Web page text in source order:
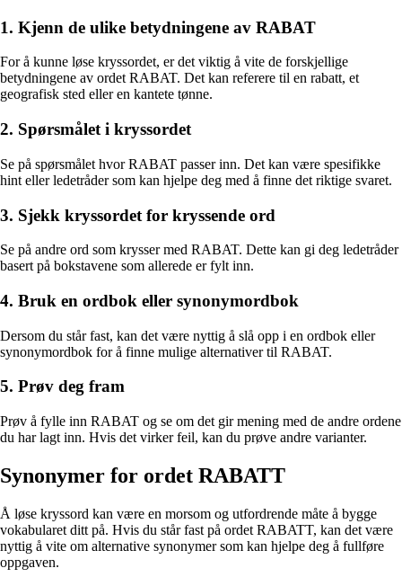
1. Kjenn de ulike betydningene av RABAT
For å kunne løse kryssordet, er det viktig å vite de forskjellige
betydningene av ordet RABAT. Det kan referere til en rabatt, et
geografisk sted eller en kantete tønne.
2. Spørsmålet i kryssordet
Se på spørsmålet hvor RABAT passer inn. Det kan være spesifikke
hint eller ledetråder som kan hjelpe deg med å finne det riktige svaret.
3. Sjekk kryssordet for kryssende ord
Se på andre ord som krysser med RABAT. Dette kan gi deg ledetråder
basert på bokstavene som allerede er fylt inn.
4. Bruk en ordbok eller synonymordbok
Dersom du står fast, kan det være nyttig å slå opp i en ordbok eller
synonymordbok for å finne mulige alternativer til RABAT.
5. Prøv deg fram
Prøv å fylle inn RABAT og se om det gir mening med de andre ordene
du har lagt inn. Hvis det virker feil, kan du prøve andre varianter.
Synonymer for ordet RABATT
Å løse kryssord kan være en morsom og utfordrende måte å bygge
vokabularet ditt på. Hvis du står fast på ordet RABATT, kan det være
nyttig å vite om alternative synonymer som kan hjelpe deg å fullføre
oppgaven.